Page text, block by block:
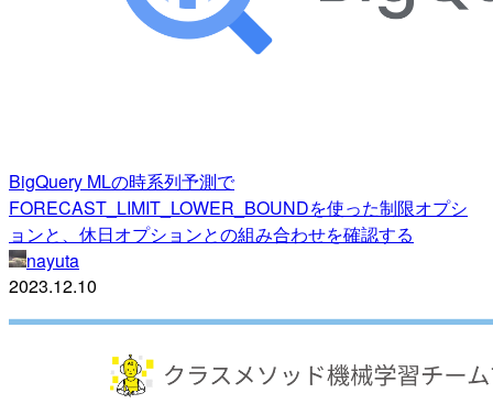
BigQuery MLの時系列予測で
FORECAST_LIMIT_LOWER_BOUNDを使った制限オプシ
ョンと、休日オプションとの組み合わせを確認する
nayuta
2023.12.10